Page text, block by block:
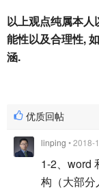
以上观点纯属本
能性以及合理性,
涵.
优质回帖
linping • 2018-
1-2、word
构（大部分